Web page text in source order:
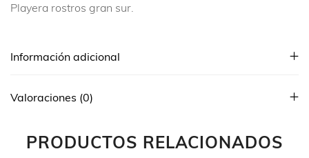
Playera rostros gran sur.
Información adicional
Valoraciones (0)
PRODUCTOS RELACIONADOS